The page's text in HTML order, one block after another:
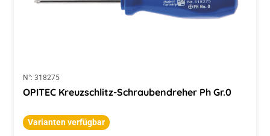
N°: 318275
OPITEC Kreuzschlitz-Schraubendreher Ph Gr.0
Varianten verfügbar